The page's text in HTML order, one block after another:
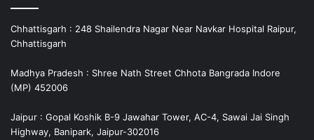
Chhattisgarh : 248 Shailendra Nagar Near Navkar Hospital Raipur,
Chhattisgarh
Madhya Pradesh : Shree Nath Street Chhota Bangrada Indore
(MP) 452006
Jaipur : Gopal Koshik B-9 Jawahar Tower, AC-4, Sawai Jai Singh
Highway, Banipark, Jaipur-302016